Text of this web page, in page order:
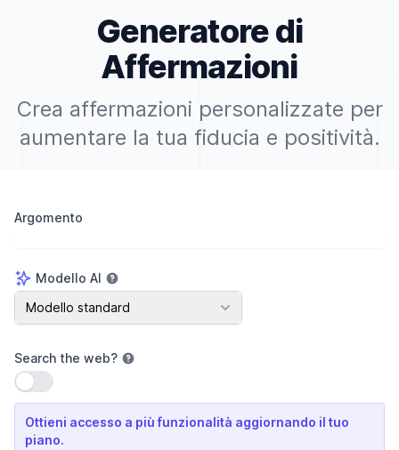
Generatore di
Affermazioni
Crea affermazioni personalizzate per
aumentare la tua fiducia e positività.
Argomento
Modello AI
Modello AI
Modello standard
Search the web?
Usa impostazione
Ottieni accesso a più funzionalità aggiornando il tuo
piano.